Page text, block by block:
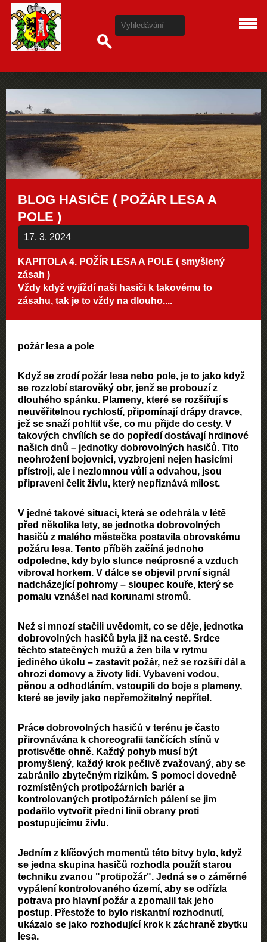
BLOG HASIČE ( POŽÁR LESA A
POLE )
17. 3. 2024
KAPITOLA 4. POŽÍR LESA A POLE ( smyšlený
zásah )
Vždy když vyjíždí naši hasiči k takovému to
zásahu, tak je to vždy na dlouho....
požár lesa a pole
Když se zrodí požár lesa nebo pole, je to jako když
se rozzlobí starověký obr, jenž se probouzí z
dlouhého spánku. Plameny, které se rozšiřují s
neuvěřitelnou rychlostí, připomínají drápy dravce,
jež se snaží pohltit vše, co mu přijde do cesty. V
takových chvílích se do popředí dostávají hrdinové
našich dnů – jednotky dobrovolných hasičů. Tito
neohrožení bojovníci, vyzbrojeni nejen hasicími
přístroji, ale i nezlomnou vůlí a odvahou, jsou
připraveni čelit živlu, který nepřiznává milost.
V jedné takové situaci, která se odehrála v létě
před několika lety, se jednotka dobrovolných
hasičů z malého městečka postavila obrovskému
požáru lesa. Tento příběh začíná jednoho
odpoledne, kdy bylo slunce neúprosné a vzduch
vibroval horkem. V dálce se objevil první signál
nadcházející pohromy – sloupec kouře, který se
pomalu vznášel nad korunami stromů.
Než si mnozí stačili uvědomit, co se děje, jednotka
dobrovolných hasičů byla již na cestě. Srdce
těchto statečných mužů a žen bila v rytmu
jediného úkolu – zastavit požár, než se rozšíří dál a
ohrozí domovy a životy lidí. Vybaveni vodou,
pěnou a odhodláním, vstoupili do boje s plameny,
které se jevily jako nepřemožitelný nepřítel.
Práce dobrovolných hasičů v terénu je často
přirovnávána k choreografii tančících stínů v
protisvětle ohně. Každý pohyb musí být
promyšlený, každý krok pečlivě zvažovaný, aby se
zabránilo zbytečným rizikům. S pomocí dovedně
rozmístěných protipožárních bariér a
kontrolovaných protipožárních pálení se jim
podařilo vytvořit přední linii obrany proti
postupujícímu živlu.
Jedním z klíčových momentů této bitvy bylo, když
se jedna skupina hasičů rozhodla použít starou
techniku zvanou "protipožár". Jedná se o záměrné
vypálení kontrolovaného území, aby se odřízla
potrava pro hlavní požár a zpomalil tak jeho
postup. Přestože to bylo riskantní rozhodnutí,
ukázalo se jako rozhodující krok k záchraně zbytku
lesa.